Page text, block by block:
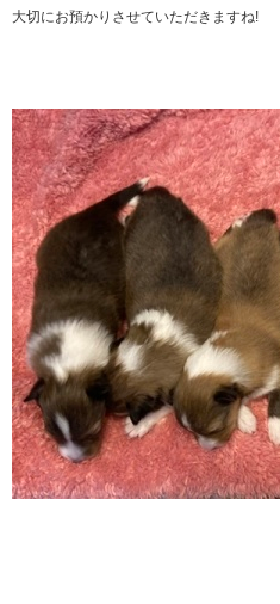
大切にお預かりさせていただきますね!